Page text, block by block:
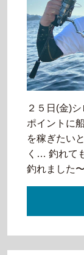
２５日(金)
ポイントに
を稼ぎたい
く… 釣れて
釣れました〜